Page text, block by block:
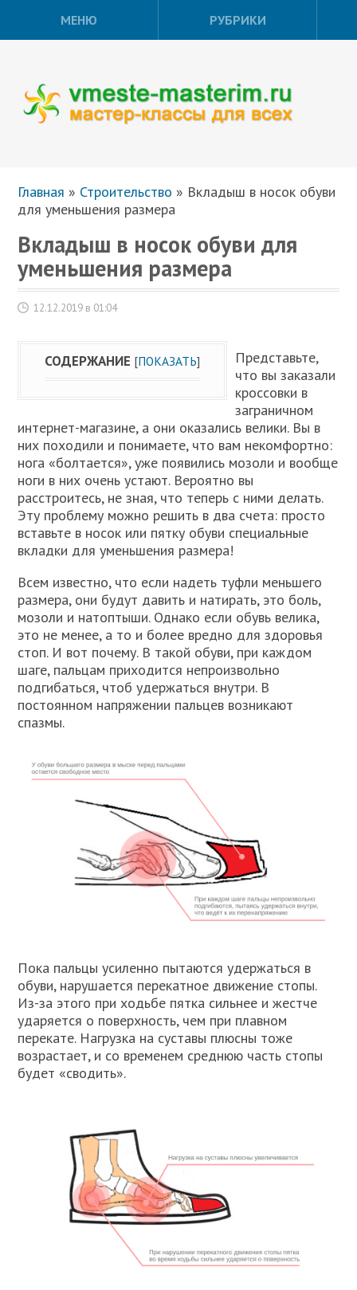
МЕНЮ РУБРИКИ
Главная » Строительство » Вкладыш в носок обуви
для уменьшения размера
Вкладыш в носок обуви для
уменьшения размера
12.12.2019 в 01:04
СОДЕРЖАНИЕ [ПОКАЗАТЬ]
Представьте,
что вы заказали
кроссовки в
заграничном
интернет-магазине, а они оказались велики. Вы в
них походили и понимаете, что вам некомфортно:
нога «болтается», уже появились мозоли и вообще
ноги в них очень устают. Вероятно вы
расстроитесь, не зная, что теперь с ними делать.
Эту проблему можно решить в два счета: просто
вставьте в носок или пятку обуви специальные
вкладки для уменьшения размера!
Всем известно, что если надеть туфли меньшего
размера, они будут давить и натирать, это боль,
мозоли и натоптыши. Однако если обувь велика,
это не менее, а то и более вредно для здоровья
стоп. И вот почему. В такой обуви, при каждом
шаге, пальцам приходится непроизвольно
подгибаться, чтоб удержаться внутри. В
постоянном напряжении пальцев возникают
спазмы.
Пока пальцы усиленно пытаются удержаться в
обуви, нарушается перекатное движение стопы.
Из-за этого при ходьбе пятка сильнее и жестче
ударяется о поверхность, чем при плавном
перекате. Нагрузка на суставы плюсны тоже
возрастает, и со временем среднюю часть стопы
будет «сводить».